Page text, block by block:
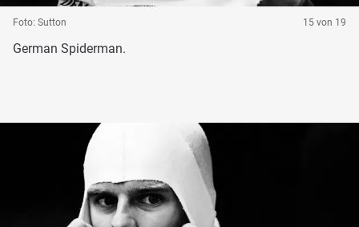
Foto: Sutton 15 von 19
German Spiderman.